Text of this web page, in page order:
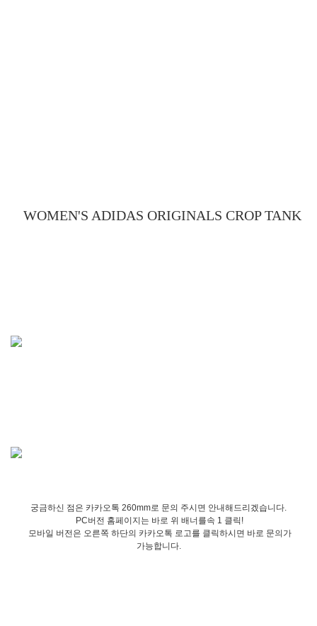
WOMEN'S ADIDAS ORIGINALS CROP TANK
궁금하신 점은 카카오톡 260mm로 문의 주시면 안내해드리겠습니다.
PC버전 홈페이지는 바로 위 배너를속 1 클릭!
모바일 버전은 오른쪽 하단의 카카오톡 로고를 클릭하시면 바로 문의가
가능합니다.